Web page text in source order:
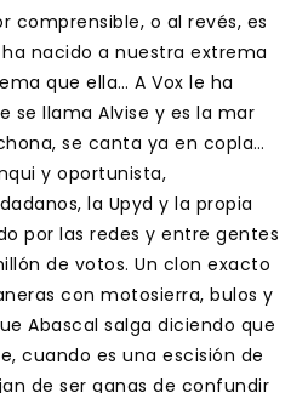
comprensible, o al revés, es
nacido a nuestra extrema
que ella… A Vox le ha
se llama Alvise y es la mar
se canta ya en copla…
y oportunista,
la Upyd y la propia
por las redes y entre gentes
de votos. Un clon exacto
con motosierra, bulos y
Abascal salga diciendo que
cuando es una escisión de
de ser ganas de confundir